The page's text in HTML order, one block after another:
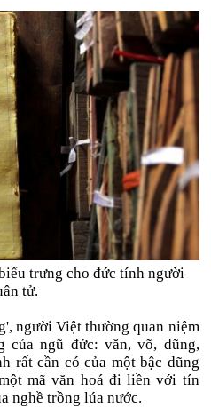
trưng cho đức tính người
tử.
người Việt thường quan niệm
của ngũ đức: văn, võ, dũng,
rất cần có của một bậc dũng
mã văn hoá đi liền với tín
nghề trồng lúa nước.